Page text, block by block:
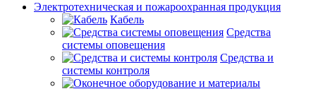
Электротехническая и пожароохранная продукция
Кабель
Средства
системы оповещения
Средства и
системы контроля